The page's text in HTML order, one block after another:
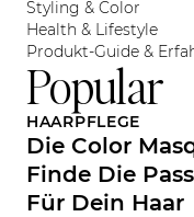
Styling & Color
Health & Lifestyle
Produkt-Guide &
Popular
HAARPFLEGE
Die Color
Finde Die
Für Dein Haar